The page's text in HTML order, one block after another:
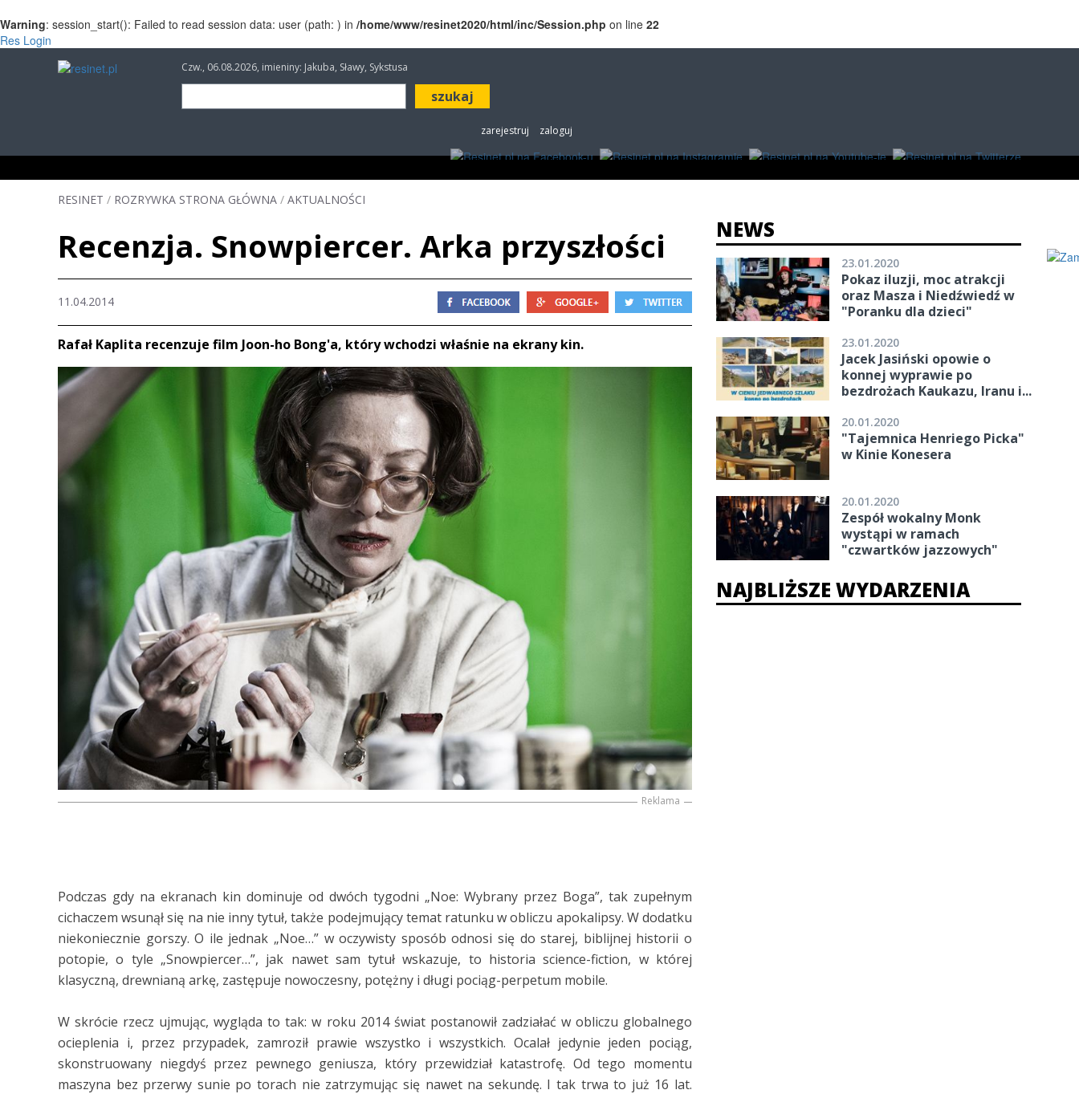
Warning: session_start(): Failed to read session data: user (path: ) in /home/www/resinet2020/html/inc/Session.php on line 22
Res Login
Czw., 06.08.2026, imieniny: Jakuba, Sławy, Sykstusa
zarejestruj zaloguj
INFORMACJE INWESTYCJE IMPREZY
RESINET / ROZRYWKA STRONA GŁÓWNA / AKTUALNOŚCI
Recenzja. Snowpiercer. Arka przyszłości
11.04.2014
Rafał Kaplita recenzuje film Joon-ho Bong'a, który wchodzi właśnie na ekrany kin.
Reklama
Podczas gdy na ekranach kin dominuje od dwóch tygodni „Noe: Wybrany przez Boga”, tak zupełnym
cichaczem wsunął się na nie inny tytuł, także podejmujący temat ratunku w obliczu apokalipsy. W dodatku
niekoniecznie gorszy. O ile jednak „Noe…” w oczywisty sposób odnosi się do starej, biblijnej historii o
potopie, o tyle „Snowpiercer…”, jak nawet sam tytuł wskazuje, to historia science-fiction, w której
klasyczną, drewnianą arkę, zastępuje nowoczesny, potężny i długi pociąg-perpetum mobile.
W skrócie rzecz ujmując, wygląda to tak: w roku 2014 świat postanowił zadziałać w obliczu globalnego
ocieplenia i, przez przypadek, zamroził prawie wszystko i wszystkich. Ocalał jedynie jeden pociąg,
skonstruowany niegdyś przez pewnego geniusza, który przewidział katastrofę. Od tego momentu
maszyna bez przerwy sunie po torach nie zatrzymując się nawet na sekundę. I tak trwa to już 16 lat.
NEWS
23.01.2020
Pokaz iluzji, moc atrakcji
oraz Masza i Niedźwiedź w
"Poranku dla dzieci"
23.01.2020
Jacek Jasiński opowie o
konnej wyprawie po
bezdrożach Kaukazu, Iranu i...
20.01.2020
"Tajemnica Henriego Picka"
w Kinie Konesera
20.01.2020
Zespół wokalny Monk
wystąpi w ramach
"czwartków jazzowych"
NAJBLIŻSZE WYDARZENIA